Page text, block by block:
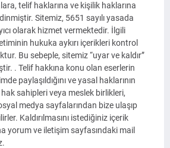
telif haklarına ve kişilik haklarına
Sitemiz, 5651 sayılı yasada
olarak hizmet vermektedir. İlgili
hukuka aykırı içerikleri kontrol
Bu sebeple, sitemiz “uyar ve kaldır”
. Telif hakkına konu olan eserlerin
paylaşıldığını ve yasal haklarının
sahipleri veya meslek birlikleri,
medya sayfalarından bize ulaşıp
Kaldırılmasını istediğiniz içerik
yorum ve iletişim sayfasındaki mail